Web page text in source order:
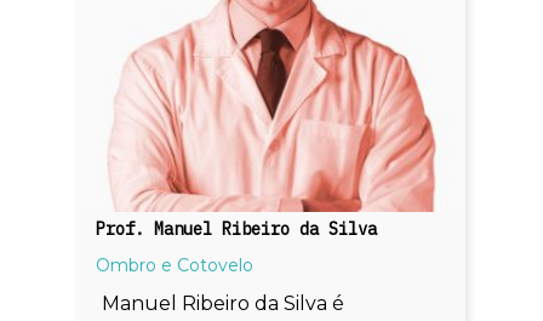
Prof. Manuel Ribeiro da Silva
Ombro e Cotovelo
Manuel Ribeiro da Silva é